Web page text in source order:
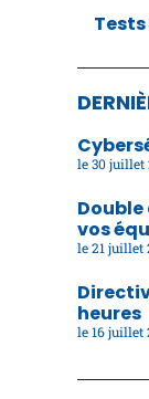
30 juillet
vos
21 juillet
heures
16 juillet